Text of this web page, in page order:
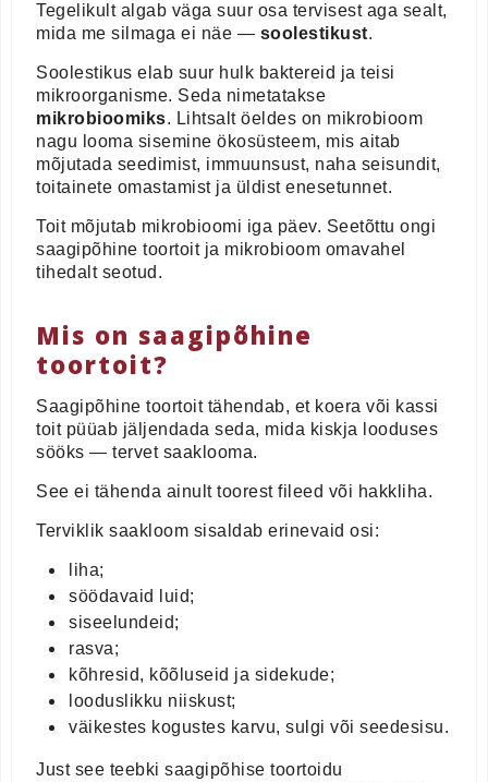
Tegelikult algab väga suur osa tervisest aga sealt,
mida me silmaga ei näe — soolestikust.
Soolestikus elab suur hulk baktereid ja teisi
mikroorganisme. Seda nimetatakse
mikrobioomiks. Lihtsalt öeldes on mikrobioom
nagu looma sisemine ökosüsteem, mis aitab
mõjutada seedimist, immuunsust, naha seisundit,
toitainete omastamist ja üldist enesetunnet.
Toit mõjutab mikrobioomi iga päev. Seetõttu ongi
saagipõhine toortoit ja mikrobioom omavahel
tihedalt seotud.
Mis on saagipõhine
toortoit?
Saagipõhine toortoit tähendab, et koera või kassi
toit püüab jäljendada seda, mida kiskja looduses
sööks — tervet saaklooma.
See ei tähenda ainult toorest fileed või hakkliha.
Terviklik saakloom sisaldab erinevaid osi:
liha;
söödavaid luid;
siseelundeid;
rasva;
kõhresid, kõõluseid ja sidekude;
looduslikku niiskust;
väikestes kogustes karvu, sulgi või seedesisu.
Just see teebki saagipõhise toortoidu